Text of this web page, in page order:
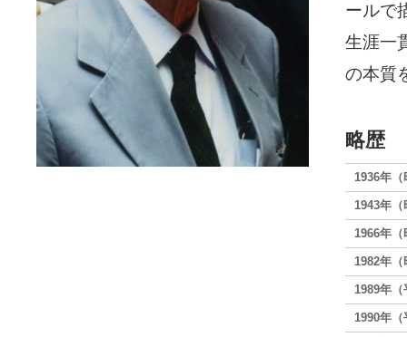
ールで
生涯一
の本質
略歴
1936年（
1943年（
1966年（
1982年（
1989年（
1990年（